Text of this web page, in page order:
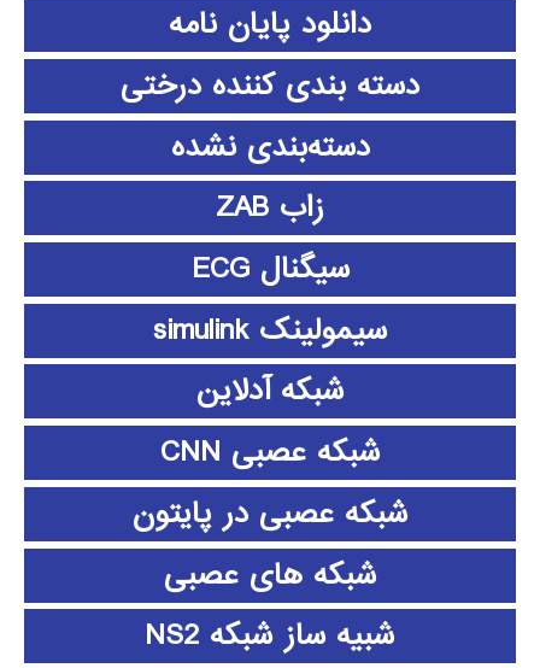
دانلود پايان نامه
دسته بندی کننده درختی
دسته‌بندی نشده
زاب ZAB
سیگنال ECG
سیمولینک simulink
شبکه آدلاین
شبکه عصبی CNN
شبکه عصبی در پایتون
شبکه های عصبی
شبیه ساز شبکه NS2